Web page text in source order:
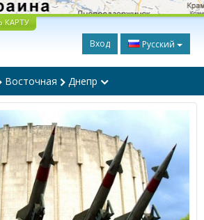
КАРТУ
Вход Русский
Восточная Днепр